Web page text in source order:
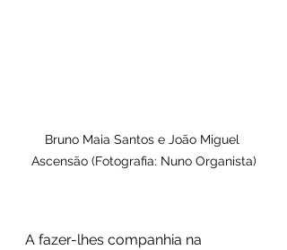
Bruno Maia Santos e João Miguel
Ascensão (Fotografia: Nuno Organista)
A fazer-lhes companhia na